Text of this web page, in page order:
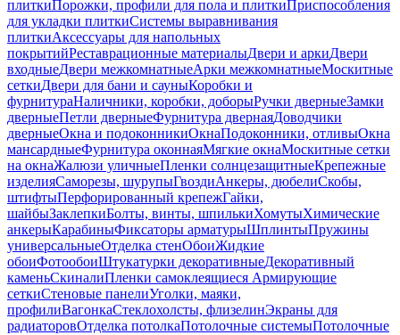
плиткиПорожки, профили для пола и плиткиПриспособления
для укладки плиткиСистемы выравнивания
плиткиАксессуары для напольных
покрытийРеставрационные материалыДвери и аркиДвери
входныеДвери межкомнатныеАрки межкомнатныеМоскитные
сеткиДвери для бани и сауныКоробки и
фурнитураНаличники, коробки, доборыРучки дверныеЗамки
дверныеПетли дверныеФурнитура двернаяДоводчики
дверныеОкна и подоконникиОкнаПодоконники, отливыОкна
мансардныеФурнитура оконнаяМягкие окнаМоскитные сетки
на окнаЖалюзи уличныеПленки солнцезащитныеКрепежные
изделияСаморезы, шурупыГвоздиАнкеры, дюбелиСкобы,
штифтыПерфорированный крепежГайки,
шайбыЗаклепкиБолты, винты, шпилькиХомутыХимические
анкерыКарабиныФиксаторы арматурыШплинтыПружины
универсальныеОтделка стенОбоиЖидкие
обоиФотообоиШтукатурки декоративныеДекоративный
каменьСкиналиПленки самоклеящиеся Армирующие
сеткиСтеновые панелиУголки, маяки,
профилиВагонкаСтеклохолсты, флизелинЭкраны для
радиаторовОтделка потолкаПотолочные системыПотолочные